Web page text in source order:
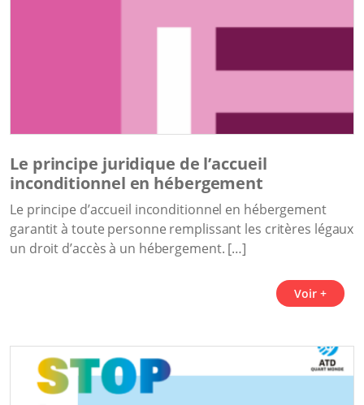
Le principe juridique de l’accueil
inconditionnel en hébergement
Le principe d’accueil inconditionnel en hébergement
garantit à toute personne remplissant les critères légaux
un droit d’accès à un hébergement. […]
Voir +